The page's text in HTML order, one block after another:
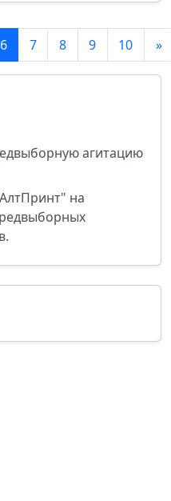
6 7 8 9 10 »
агитацию
на